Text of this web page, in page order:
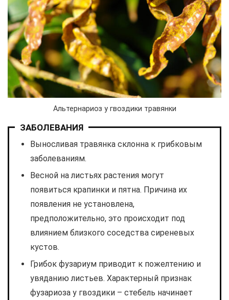
Альтернариоз у гвоздики травянки
ЗАБОЛЕВАНИЯ
Выносливая травянка склонна к грибковым
заболеваниям.
Весной на листьях растения могут
появиться крапинки и пятна. Причина их
появления не установлена,
предположительно, это происходит под
влиянием близкого соседства сиреневых
кустов.
Грибок фузариум приводит к пожелтению и
увяданию листьев. Характерный признак
фузариоза у гвоздики – стебель начинает